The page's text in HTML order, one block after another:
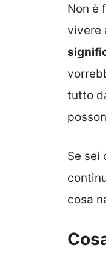
Non è
vivere
tutto
Se sei
cosa